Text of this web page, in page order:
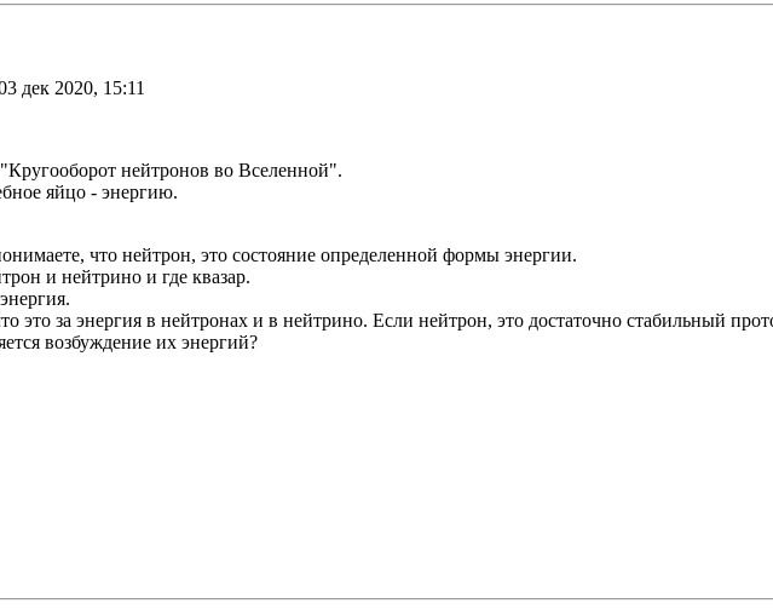
дек 2020, 15:11
нейтронов во Вселенной".
яйцо - энергию.
что нейтрон, это состояние определенной формы энергии.
и нейтрино и где квазар.
за энергия в нейтронах и в нейтрино. Если нейтрон, это достаточно стабильный
возбуждение их энергий?